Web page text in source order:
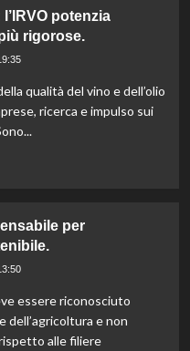
potenzia
rigorose.
qualità del vino e dell’olio
ricerca e impulso sui
per
essere riconosciuto
e non
alle filiere